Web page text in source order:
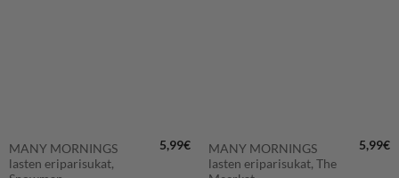
MANY MORNINGS
lasten eriparisukat,
5,99€
MANY MORNINGS
lasten eriparisukat, The
5,99€